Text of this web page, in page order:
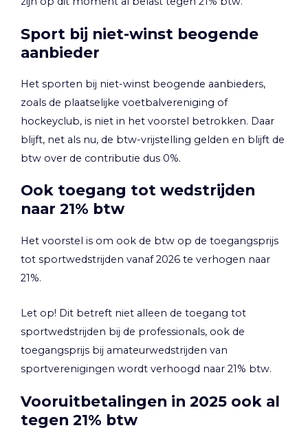
Sport bij niet-winst beogende
aanbieder
Het sporten bij niet-winst beogende aanbieders,
zoals de plaatselijke voetbalvereniging of
hockeyclub, is niet in het voorstel betrokken. Daar
blijft, net als nu, de btw-vrijstelling gelden en blijft de
btw over de contributie dus 0%.
Ook toegang tot wedstrijden
naar 21% btw
Het voorstel is om ook de btw op de toegangsprijs
tot sportwedstrijden vanaf 2026 te verhogen naar
21%.
Let op! Dit betreft niet alleen de toegang tot
sportwedstrijden bij de professionals, ook de
toegangsprijs bij amateurwedstrijden van
sportverenigingen wordt verhoogd naar 21% btw.
Vooruitbetalingen in 2025 ook al
tegen 21% btw